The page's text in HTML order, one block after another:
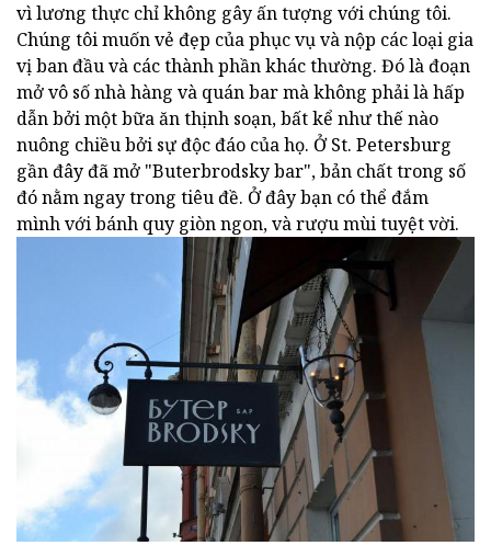
vì lương thực chỉ không gây ấn tượng với chúng tôi.
Chúng tôi muốn vẻ đẹp của phục vụ và nộp các loại gia
vị ban đầu và các thành phần khác thường. Đó là đoạn
mở vô số nhà hàng và quán bar mà không phải là hấp
dẫn bởi một bữa ăn thịnh soạn, bất kể như thế nào
nuông chiều bởi sự độc đáo của họ. Ở St. Petersburg
gần đây đã mở "Buterbrodsky bar", bản chất trong số
đó nằm ngay trong tiêu đề. Ở đây bạn có thể đắm
mình với bánh quy giòn ngon, và rượu mùi tuyệt vời.